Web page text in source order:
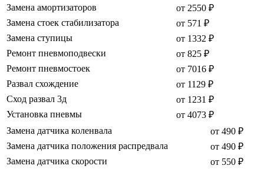
Замена амортизаторов
от 2550 ₽
Замена стоек стабилизатора
от 571 ₽
Замена ступицы
от 1332 ₽
Ремонт пневмоподвески
от 825 ₽
Ремонт пневмостоек
от 7016 ₽
Развал схождение
от 1129 ₽
Сход развал 3д
от 1231 ₽
Установка пневмы
от 4073 ₽
Замена датчика коленвала
от 490 ₽
Замена датчика положения распредвала
от 490 ₽
Замена датчика скорости
от 550 ₽